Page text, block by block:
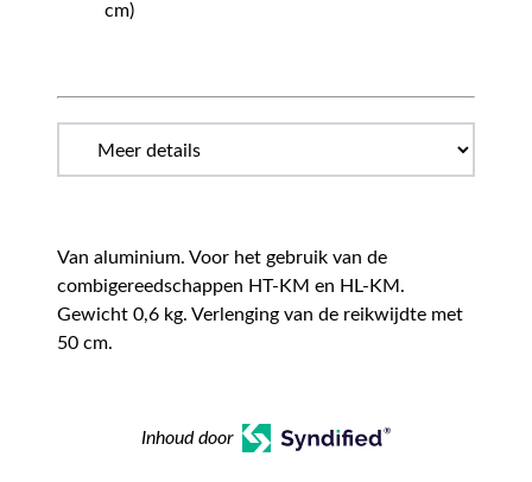
cm)
Van aluminium. Voor het gebruik van de
combigereedschappen HT-KM en HL-KM.
Gewicht 0,6 kg. Verlenging van de reikwijdte met
50 cm.
Inhoud door